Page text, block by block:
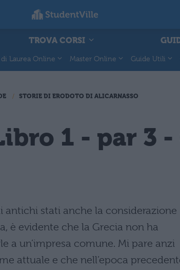
TROVA CORSI
Laurea Online Master Online Guide Utili
STORIE DI ERODOTO DI ALICARNASSO
1 - par 3 -
antichi stati anche la considerazione
è evidente che la Grecia non ha
a un’impresa comune. Mi pare anzi
attuale e che nell’epoca